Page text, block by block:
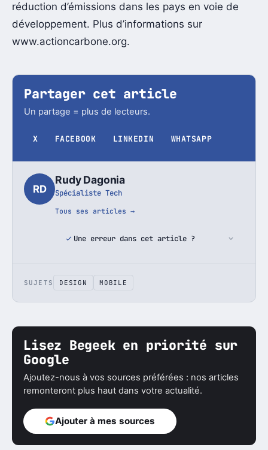
réduction d’émissions dans les pays en voie de
développement. Plus d’informations sur
www.actioncarbone.org.
Partager cet article
Un partage = plus de lecteurs.
X FACEBOOK LINKEDIN WHATSAPP
RD
Rudy Dagonia
Spécialiste Tech
Tous ses articles →
Une erreur dans cet article ?
SUJETS DESIGN MOBILE
Lisez Begeek en priorité sur
Google
Ajoutez-nous à vos sources préférées : nos articles
remonteront plus haut dans votre actualité.
Ajouter à mes sources